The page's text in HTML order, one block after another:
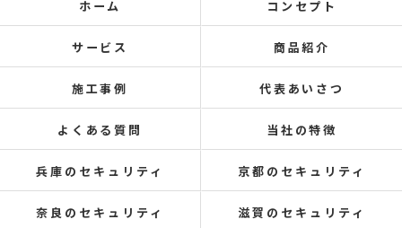
ホーム コンセプト
サービス 商品紹介
施工事例 代表あいさつ
よくある質問 当社の特徴
兵庫のセキュリティ 京都のセキュリティ
奈良のセキュリティ 滋賀のセキュリティ